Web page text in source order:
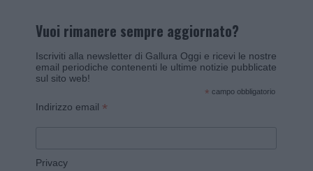
Vuoi rimanere sempre aggiornato?
Iscriviti alla newsletter di Gallura Oggi e ricevi le nostre
email periodiche contenenti le ultime notizie pubblicate
sul sito web!
* campo obbligatorio
Indirizzo email *
Privacy